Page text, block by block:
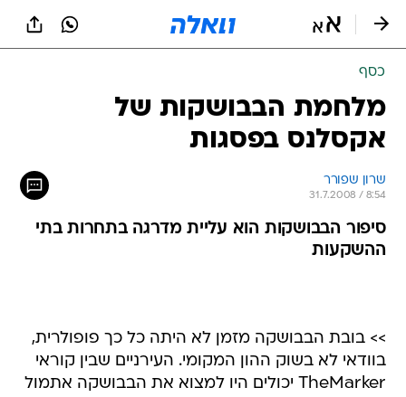
כסף
מלחמת הבבושקות של
אקסלנס בפסגות
שרון שפורר
31.7.2008 / 8:54
סיפור הבבושקות הוא עליית מדרגה בתחרות בתי
ההשקעות
>> בובת הבבושקה מזמן לא היתה כל כך פופולרית,
בוודאי לא בשוק ההון המקומי. העירניים שבין קוראי
TheMarker יכולים היו למצוא את הבבושקה אתמול